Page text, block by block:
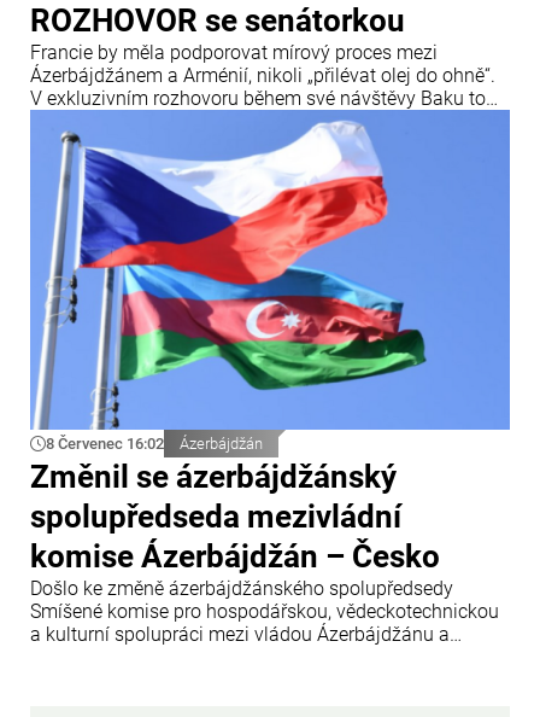
ROZHOVOR se senátorkou
Francie by měla podporovat mírový proces mezi
Ázerbájdžánem a Arménií, nikoli „přilévat olej do ohně“.
V exkluzivním rozhovoru během své návštěvy Baku to
uvedla francouzská senátorka a členka Mezinárodního
centra Nizami Ganjavi Nathalie Gouletová.
8 Červenec 16:02 Ázerbájdžán
Změnil se ázerbájdžánský
spolupředseda mezivládní
komise Ázerbájdžán – Česko
Došlo ke změně ázerbájdžánského spolupředsedy
Smíšené komise pro hospodářskou, vědeckotechnickou
a kulturní spolupráci mezi vládou Ázerbájdžánu a